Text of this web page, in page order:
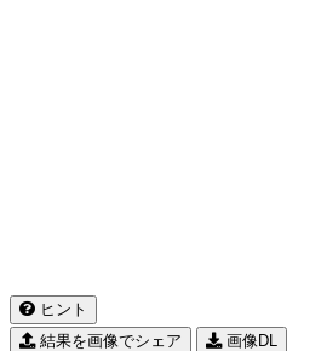
ヒント
結果を画像でシェア
画像DL